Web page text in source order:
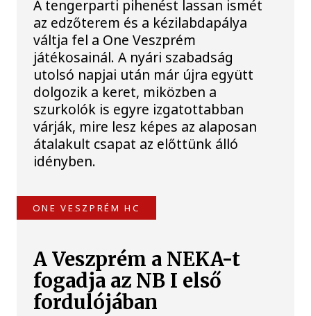
A tengerparti pihenést lassan ismét
az edzőterem és a kézilabdapálya
váltja fel a One Veszprém
játékosainál. A nyári szabadság
utolsó napjai után már újra együtt
dolgozik a keret, miközben a
szurkolók is egyre izgatottabban
várják, mire lesz képes az alaposan
átalakult csapat az előttünk álló
idényben.
ONE VESZPRÉM HC
A Veszprém a NEKA-t
fogadja az NB I első
fordulójában